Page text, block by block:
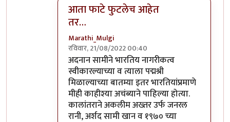
आता फाटे फुटलेच आहेत
तर…
Marathi_Mulgi
रविवार, 21/08/2022 00:40
In reply toदुर्दैवाने याच जपु लोकाना
अदनान सामीने भारतिय नागरीकत्व
स्वीकारल्याच्या व त्याला पद्मश्री
मिळाल्याच्या बातम्या इतर भारतियांप्रमाणे
मीही काहीश्या अचंब्याने पाहिल्या होत्या.
कालांतराने अकलीम अख्तर उर्फ जनरल
रानी, अर्शद सामी खान व १९७० च्या